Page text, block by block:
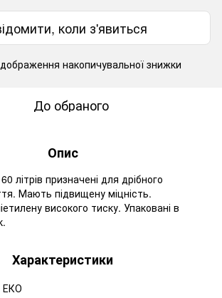
коли з'явиться
накопичувальної знижки
До обраного
Опис
літрів призначені для дрібного
Мають підвищену міцність.
високого тиску. Упаковані в
Характеристики
ЕКО